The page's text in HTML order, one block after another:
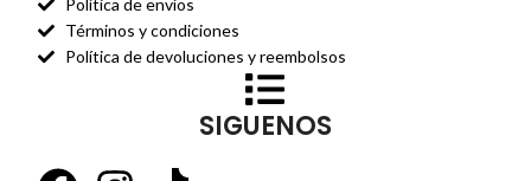
Términos y condiciones
Política de devoluciones y reembolsos
SIGUENOS